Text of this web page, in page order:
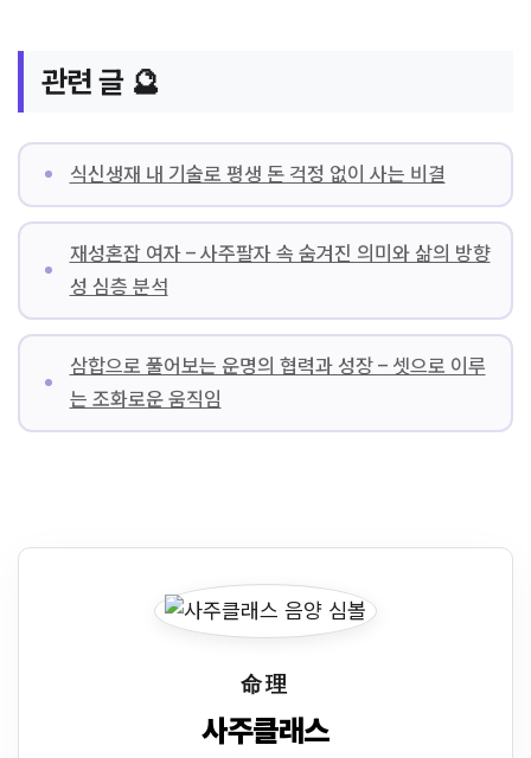
관련 글 🔮
식신생재 내 기술로 평생 돈 걱정 없이 사는 비결
재성혼잡 여자 – 사주팔자 속 숨겨진 의미와 삶의 방향
성 심층 분석
삼합으로 풀어보는 운명의 협력과 성장 – 셋으로 이루
는 조화로운 움직임
命理
사주클래스